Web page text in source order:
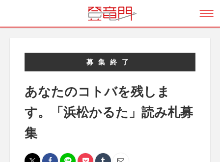
募集終了
あなたのコトバを残しま
す。「浜松かるた」読み札募
集